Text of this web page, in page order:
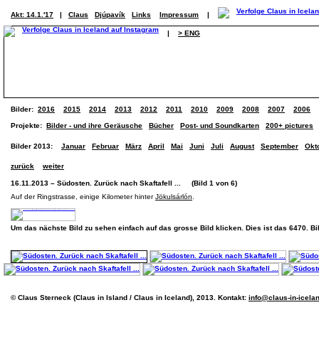
Akt: 14.1.'17 | Claus Djúpavík Links Impressum |
| > ENG
Bilder: 2016 2015 2014 2013 2012 2011 2010 2009 2008 2007 2006
Projekte: Bilder - und ihre Geräusche Bücher Post- und Soundkarten 200+ pictures
Bilder 2013: Januar Februar März April Mai Juni Juli August September
zurück weiter
16.11.2013 – Südosten. Zurück nach Skaftafell ... (Bild 1 von 6)
Auf der Ringstrasse, einige Kilometer hinterJökulsárlón
Um das nächste Bild zu sehen einfach auf das grosse Bild klicken. Dies ist das 6470.
© Claus Sterneck (Claus in Island / Claus in Iceland), 2013. Kontakt: info@claus-in-